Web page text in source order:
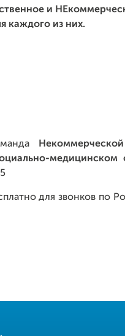
и
каждого из них.
медицинском
для звонков по